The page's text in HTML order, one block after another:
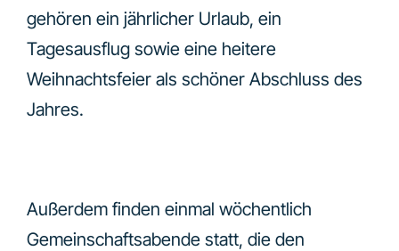
gehören ein jährlicher Urlaub, ein
Tagesausflug sowie eine heitere
Weihnachtsfeier als schöner Abschluss des
Jahres.
Außerdem finden einmal wöchentlich
Gemeinschaftsabende statt, die den